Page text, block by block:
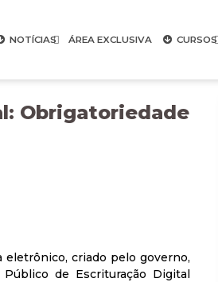
NOTÍCIAS ÁREA EXCLUSIVA CURSOS
Obrigatoriedade
criado pelo governo,
de Escrituração Digital